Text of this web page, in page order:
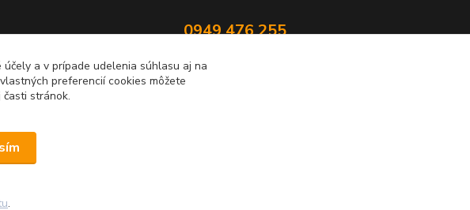
0949 476 255
a v prípade udelenia súhlasu aj na
preferencií cookies môžete
stránok.
.